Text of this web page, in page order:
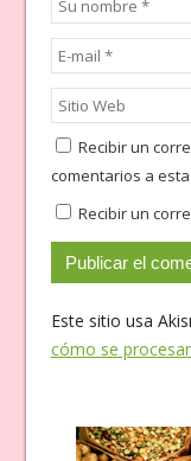
Recibir un
comentarios a
Recibir un
Este sitio usa
cómo se